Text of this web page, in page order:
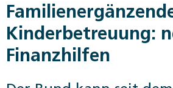
Kinderbetreuung:
Finanzhilfen